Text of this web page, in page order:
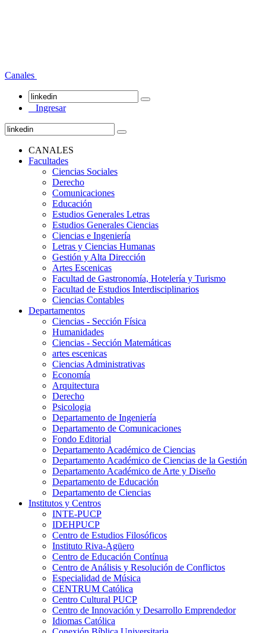
Canales
Ingresar
CANALES
Facultades
Ciencias Sociales
Derecho
Comunicaciones
Educación
Estudios Generales Letras
Estudios Generales Ciencias
Ciencias e Ingeniería
Letras y Ciencias Humanas
Gestión y Alta Dirección
Artes Escenicas
Facultad de Gastronomía, Hotelería y Turismo
Facultad de Estudios Interdisciplinarios
Ciencias Contables
Departamentos
Ciencias - Sección Física
Humanidades
Ciencias - Sección Matemáticas
artes escenicas
Ciencias Administrativas
Economía
Arquitectura
Derecho
Psicologia
Departamento de Ingeniería
Departamento de Comunicaciones
Fondo Editorial
Departamento Académico de Ciencias
Departamento Académico de Ciencias de la Gestión
Departamento Académico de Arte y Diseño
Departamento de Educación
Departamento de Ciencias
Institutos y Centros
INTE-PUCP
IDEHPUCP
Centro de Estudios Filosóficos
Instituto Riva-Agüero
Centro de Educación Contínua
Centro de Análisis y Resolución de Conflictos
Especialidad de Música
CENTRUM Católica
Centro Cultural PUCP
Centro de Innovación y Desarrollo Emprendedor
Idiomas Católica